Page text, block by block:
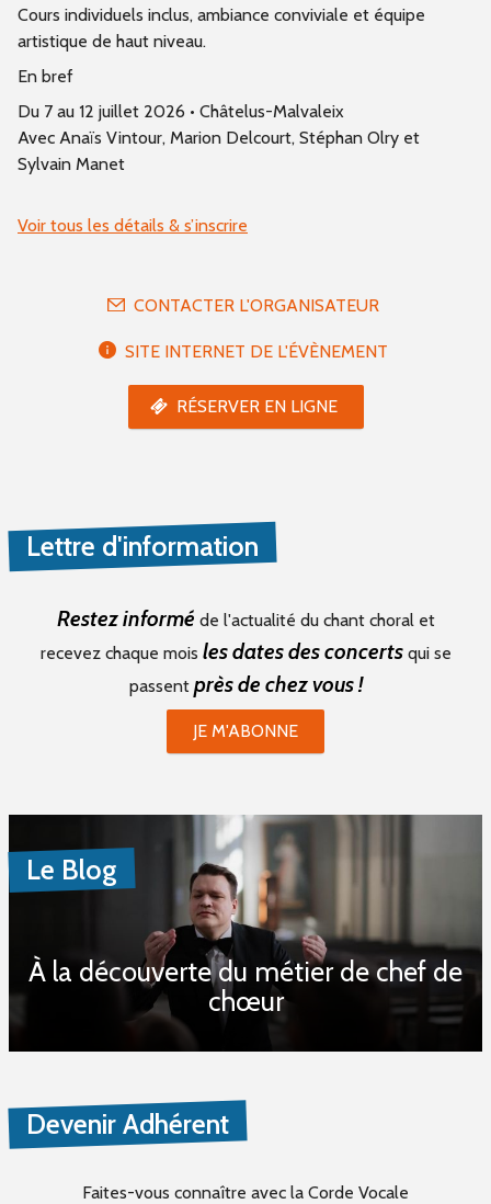
Cours individuels inclus, ambiance conviviale et équipe
artistique de haut niveau.
En bref
Du 7 au 12 juillet 2026 • Châtelus-Malvaleix
Avec Anaïs Vintour, Marion Delcourt, Stéphan Olry et
Sylvain Manet
Voir tous les détails & s’inscrire
CONTACTER L'ORGANISATEUR
SITE INTERNET DE L'ÉVÈNEMENT
RÉSERVER EN LIGNE
Lettre d'information
Restez informé de l'actualité du chant choral et
recevez chaque mois les dates des concertsqui se
passent près de chez vous !
JE M'ABONNE
Le Blog
À la découverte du métier de chef de
chœur
Devenir Adhérent
Faites-vous connaître avec la Corde Vocale